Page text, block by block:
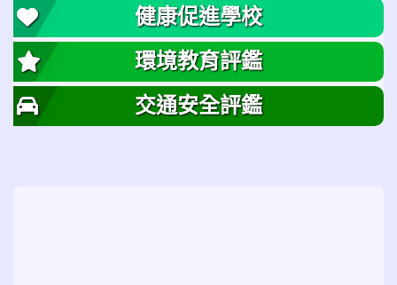
健康促進學校
環境教育評鑑
交通安全評鑑